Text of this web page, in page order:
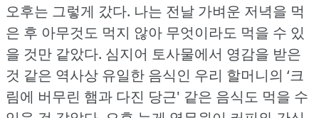
오후는 그렇게 갔다. 나는 전날 가벼운 저녁을 먹
은 후 아무것도 먹지 않아 무엇이라도 먹을 수 있
을 것만 같았다. 심지어 토사물에서 영감을 받은
것 같은 역사상 유일한 음식인 우리 할머니의 ‘크
림에 버무린 햄과 다진 당근' 같은 음식도 먹을 수